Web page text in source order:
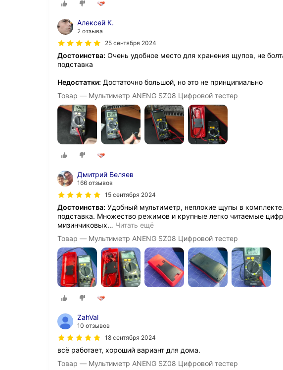
Алексей К.
2 отзыва
25 сентября 2024
Достоинства: Очень удобное место для хранения щупов, не
подставка
Недостатки: Достаточно большой, но это не принципиально
Товар — Мультиметр ANENG SZ08 Цифровой тестер
Дмитрий Беляев
166 отзывов
15 сентября 2024
Достоинства: Удобный мультиметр, неплохие щупы в
подставка. Множество режимов и крупные легко читаемые
мизинчиковых… Читать ещё
Товар — Мультиметр ANENG SZ08 Цифровой тестер
ZahVal
10 отзывов
18 сентября 2024
всё работает, хороший вариант для дома.
Товар — Мультиметр ANENG SZ08 Цифровой тестер